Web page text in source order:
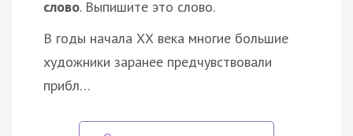
слово. Выпишите это слово.
В годы начала ХХ века многие большие
художники заранее предчувствовали
прибл…